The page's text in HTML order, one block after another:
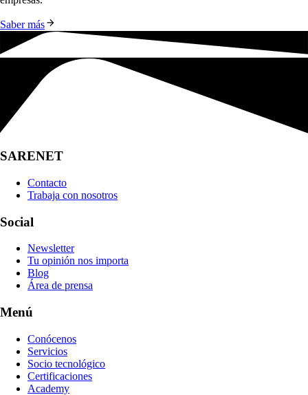
Saber más
SARENET
Contacto
Trabaja con nosotros
Social
Newsletter
Tu opinión nos importa
Blog
Área de prensa
Menú
Conócenos
Servicios
Socio tecnológico
Certificaciones
Academy